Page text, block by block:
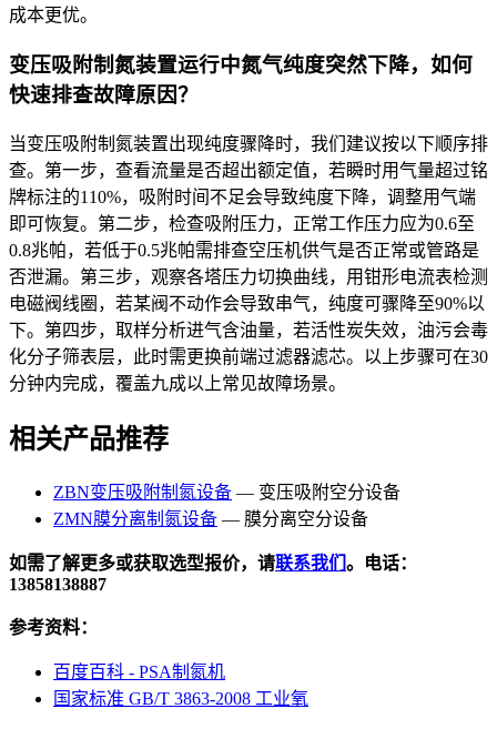
成本更优。
变压吸附制氮装置运行中氮气纯度突然下降，如何
快速排查故障原因？
当变压吸附制氮装置出现纯度骤降时，我们建议按以下顺序排
查。第一步，查看流量是否超出额定值，若瞬时用气量超过铭
牌标注的110%，吸附时间不足会导致纯度下降，调整用气端
即可恢复。第二步，检查吸附压力，正常工作压力应为0.6至
0.8兆帕，若低于0.5兆帕需排查空压机供气是否正常或管路是
否泄漏。第三步，观察各塔压力切换曲线，用钳形电流表检测
电磁阀线圈，若某阀不动作会导致串气，纯度可骤降至90%以
下。第四步，取样分析进气含油量，若活性炭失效，油污会毒
化分子筛表层，此时需更换前端过滤器滤芯。以上步骤可在30
分钟内完成，覆盖九成以上常见故障场景。
相关产品推荐
ZBN变压吸附制氮设备 — 变压吸附空分设备
ZMN膜分离制氮设备 — 膜分离空分设备
如需了解更多或获取选型报价，请联系我们 。电话：
13858138887
参考资料：
百度百科 - PSA制氮机
国家标准 GB/T 3863-2008 工业氧